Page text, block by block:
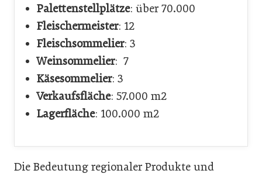
Palettenstellplätze: über 70.000
Fleischermeister: 12
Fleischsommelier: 3
Weinsommelier: 7
Käsesommelier: 3
Verkaufsfläche: 57.000 m2
Lagerfläche: 100.000 m2
Die Bedeutung regionaler Produkte und